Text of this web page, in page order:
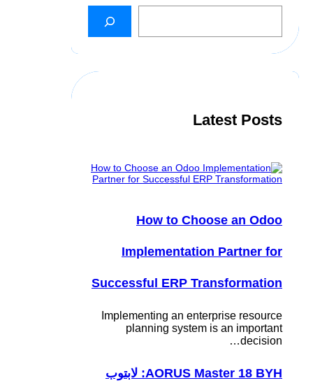
c
Latest Posts
How to Choose an Odoo
Implementation Partner for
Successful ERP Transformation
Implementing an enterprise resource
planning system is an important
decision…
AORUS Master 18 BYH: لابتوب